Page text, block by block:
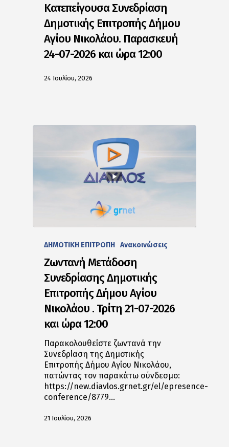
Κατεπείγουσα Συνεδρίαση
Δημοτικής Επιτροπής Δήμου
Αγίου Νικολάου. Παρασκευή
24-07-2026 και ώρα 12:00
24 Ιουλίου, 2026
ΔΗΜΟΤΙΚΗ ΕΠΙΤΡΟΠΗ Ανακοινώσεις
Ζωντανή Μετάδοση
Συνεδρίασης Δημοτικής
Επιτροπής Δήμου Αγίου
Νικολάου . Τρίτη 21-07-2026
και ώρα 12:00
Παρακολουθείστε ζωντανά την
Συνεδρίαση της Δημοτικής
Επιτροπής Δήμου Αγίου Νικολάου,
πατώντας τον παρακάτω σύνδεσμο:
https://new.diavlos.grnet.gr/el/epresence-
conference/8779…
21 Ιουλίου, 2026